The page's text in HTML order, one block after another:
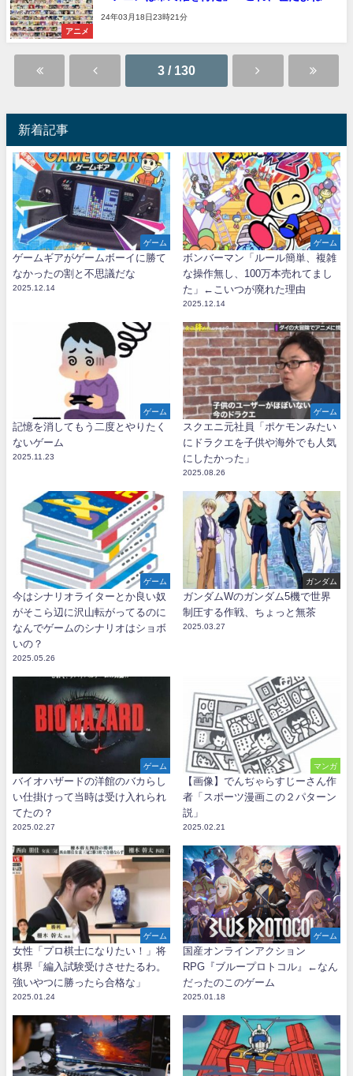
アニメ
24年03月18日23時21分
3 / 130
新着記事
ゲーム
ゲームギアがゲームボーイに勝て
なかったの割と不思議だな
2025.12.14
ゲーム
ボンバーマン「ルール簡単、複雑
な操作無し、100万本売れてまし
た」←こいつが廃れた理由
2025.12.14
ゲーム
記憶を消してもう二度とやりたく
ないゲーム
2025.11.23
ゲーム
スクエニ元社員「ポケモンみたい
にドラクエを子供や海外でも人気
にしたかった」
2025.08.26
ゲーム
今はシナリオライターとか良い奴
がそこら辺に沢山転がってるのに
なんでゲームのシナリオはショボ
いの？
2025.05.26
ガンダム
ガンダムWのガンダム5機で世界
制圧する作戦、ちょっと無茶
2025.03.27
ゲーム
バイオハザードの洋館のバカらし
い仕掛けって当時は受け入れられ
てたの？
2025.02.27
マンガ
【画像】でんぢゃらすじーさん作
者「スポーツ漫画この２パターン
説」
2025.02.21
ゲーム
女性「プロ棋士になりたい！」将
棋界「編入試験受けさせたるわ。
強いやつに勝ったら合格な」
2025.01.24
ゲーム
国産オンラインアクション
RPG『ブループロトコル』←なん
だったのこのゲーム
2025.01.18